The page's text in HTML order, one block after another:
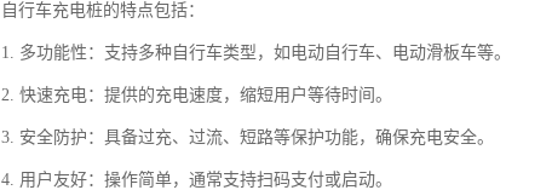
自行车充电桩的特点包括：
1. 多功能性：支持多种自行车类型，如电动自行车、电动滑板车等。
2. 快速充电：提供的充电速度，缩短用户等待时间。
3. 安全防护：具备过充、过流、短路等保护功能，确保充电安全。
4. 用户友好：操作简单，通常支持扫码支付或启动。